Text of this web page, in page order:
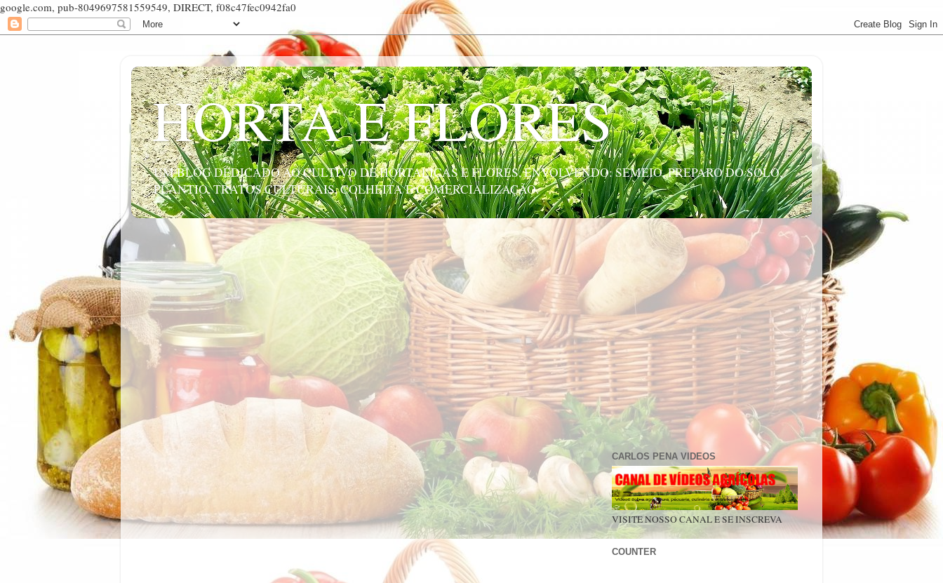
google.com, pub-8049697581559549, DIRECT, f08c47fec0942fa0
HORTA E FLORES
UM BLOG DEDICADO AO CULTIVO DE HORTALIÇAS E FLORES, ENVOLVENDO: SEMEIO, PREPARO DO SOLO,
PLANTIO, TRATOS CULTURAIS, COLHEITA E COMERCIALIZAÇÃO.
CARLOS PENA VIDEOS
VISITE NOSSO CANAL E SE INSCREVA
COUNTER